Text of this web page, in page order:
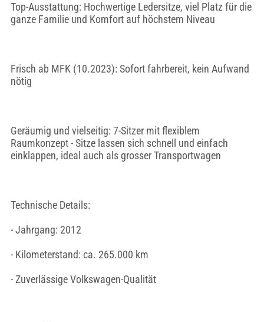
Top-Ausstattung: Hochwertige Ledersitze, viel Platz für die
ganze Familie und Komfort auf höchstem Niveau
Frisch ab MFK (10.2023): Sofort fahrbereit, kein Aufwand
nötig
Geräumig und vielseitig: 7-Sitzer mit flexiblem
Raumkonzept - Sitze lassen sich schnell und einfach
einklappen, ideal auch als grosser Transportwagen
Technische Details:
- Jahrgang: 2012
- Kilometerstand: ca. 265.000 km
- Zuverlässige Volkswagen-Qualität